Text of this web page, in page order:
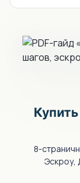
8-
Эскроу,